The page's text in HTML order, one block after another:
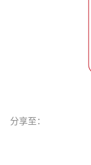
分享至：